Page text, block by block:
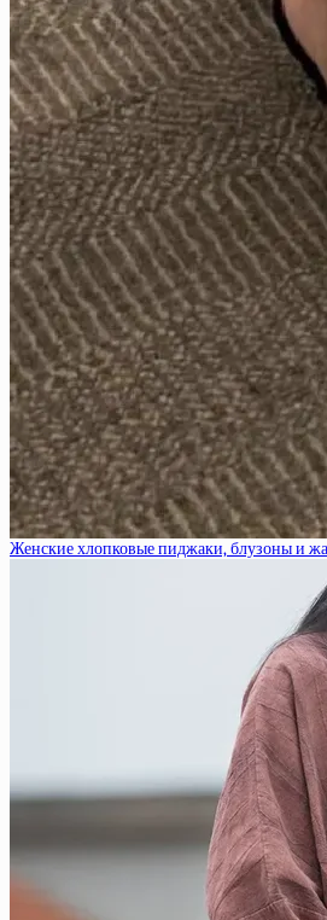
Женские хлопковые пиджаки, блузоны и